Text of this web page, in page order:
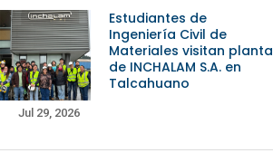
Estudiantes de
Ingeniería Civil de
Materiales visitan planta
de INCHALAM S.A. en
Talcahuano
Jul 29, 2026